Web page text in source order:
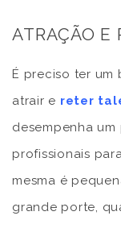
ATRAÇÃO E
É preciso ter um
atrair e reter
desempenha
profissionais
mesma é
grande porte,